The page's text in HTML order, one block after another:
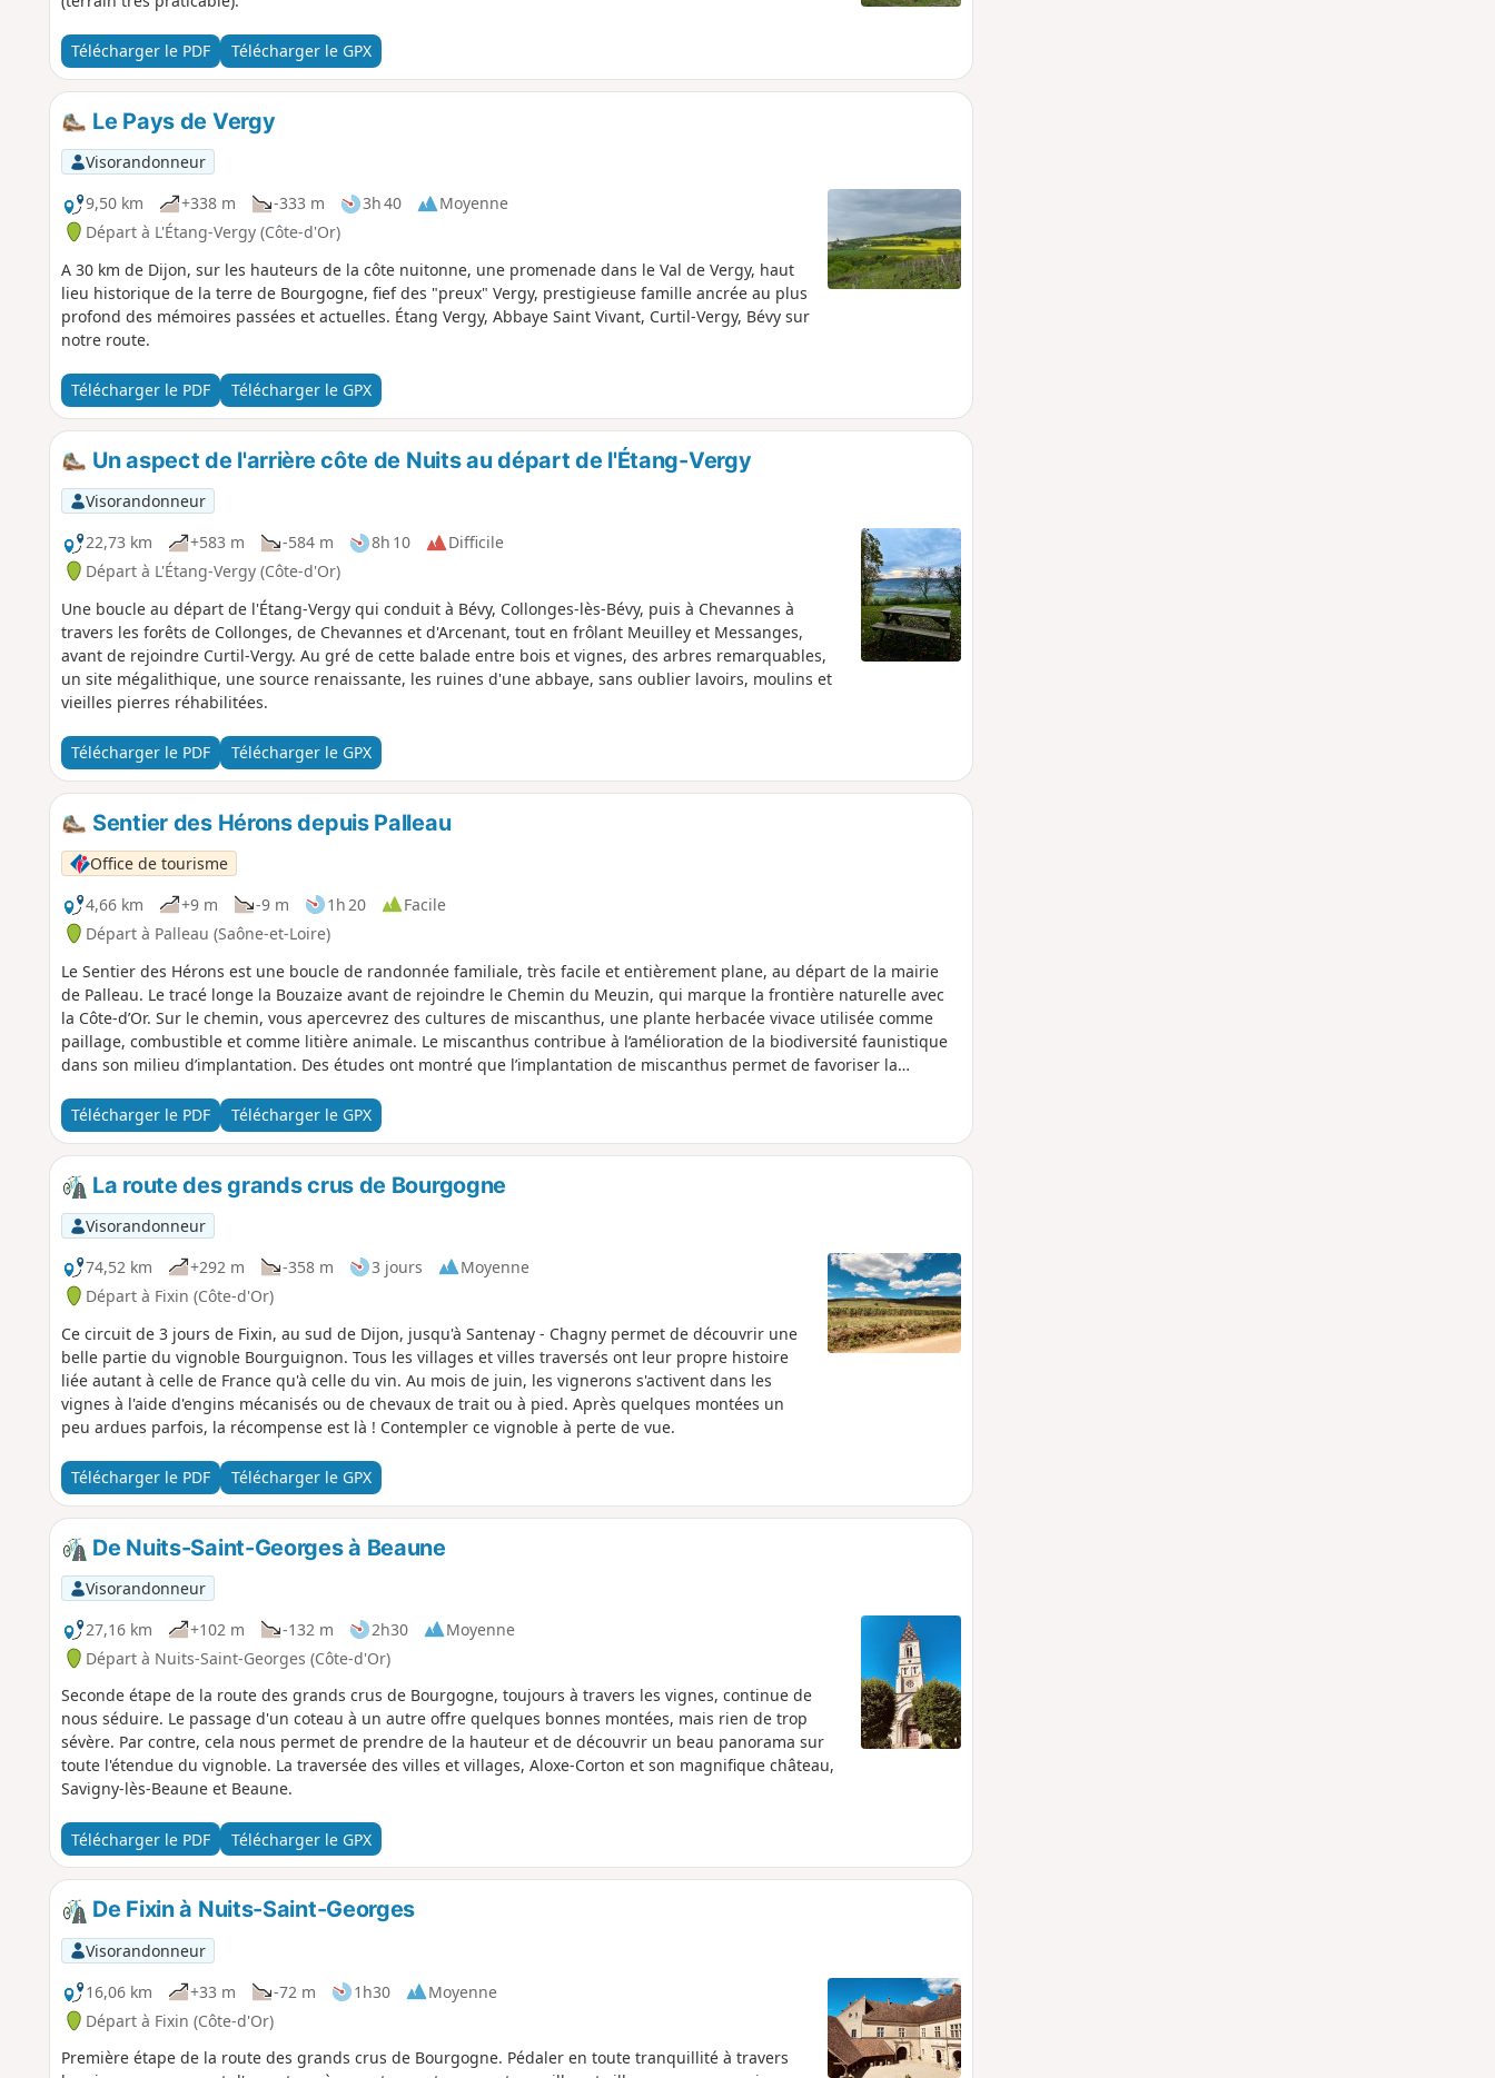
Télécharger le PDF Télécharger le GPX
Le Pays de Vergy
Visorandonneur
9,50 km
+338 m -333 m 3h 40
Moyenne
Départ à L'Étang-Vergy (Côte-d'Or)
A 30 km de Dijon, sur les hauteurs de la côte nuitonne, une promenade dans le Val de Vergy, haut
lieu historique de la terre de Bourgogne, fief des "preux" Vergy, prestigieuse famille ancrée au plus
profond des mémoires passées et actuelles. Étang Vergy, Abbaye Saint Vivant, Curtil-Vergy, Bévy sur
notre route.
Télécharger le PDF Télécharger le GPX
Un aspect de l'arrière côte de Nuits au départ de l'Étang-Vergy
Visorandonneur
22,73 km
+583 m -584 m 8h 10
Difficile
Départ à L'Étang-Vergy (Côte-d'Or)
Une boucle au départ de l'Étang-Vergy qui conduit à Bévy, Collonges-lès-Bévy, puis à Chevannes à
travers les forêts de Collonges, de Chevannes et d'Arcenant, tout en frôlant Meuilley et Messanges,
avant de rejoindre Curtil-Vergy. Au gré de cette balade entre bois et vignes, des arbres remarquables,
un site mégalithique, une source renaissante, les ruines d'une abbaye, sans oublier lavoirs, moulins et
vieilles pierres réhabilitées.
Télécharger le PDF Télécharger le GPX
Sentier des Hérons depuis Palleau
Office de tourisme
4,66 km
+9 m -9 m 1h 20
Facile
Départ à Palleau (Saône-et-Loire)
Le Sentier des Hérons est une boucle de randonnée familiale, très facile et entièrement plane, au départ de la mairie
de Palleau. Le tracé longe la Bouzaize avant de rejoindre le Chemin du Meuzin, qui marque la frontière naturelle avec
la Côte-d’Or. Sur le chemin, vous apercevrez des cultures de miscanthus, une plante herbacée vivace utilisée comme
paillage, combustible et comme litière animale. Le miscanthus contribue à l’amélioration de la biodiversité faunistique
dans son milieu d’implantation. Des études ont montré que l’implantation de miscanthus permet de favoriser la
permet de ne pas perturber le rythme des oiseaux.
Télécharger le PDF Télécharger le GPX
La route des grands crus de Bourgogne
Visorandonneur
74,52 km
+292 m -358 m 3 jours
Moyenne
Départ à Fixin (Côte-d'Or)
Ce circuit de 3 jours de Fixin, au sud de Dijon, jusqu'à Santenay - Chagny permet de découvrir une
belle partie du vignoble Bourguignon. Tous les villages et villes traversés ont leur propre histoire
liée autant à celle de France qu'à celle du vin. Au mois de juin, les vignerons s'activent dans les
vignes à l'aide d'engins mécanisés ou de chevaux de trait ou à pied. Après quelques montées un
peu ardues parfois, la récompense est là ! Contempler ce vignoble à perte de vue.
Télécharger le PDF Télécharger le GPX
De Nuits-Saint-Georges à Beaune
Visorandonneur
27,16 km
+102 m -132 m 2h30
Moyenne
Départ à Nuits-Saint-Georges (Côte-d'Or)
Seconde étape de la route des grands crus de Bourgogne, toujours à travers les vignes, continue de
nous séduire. Le passage d'un coteau à un autre offre quelques bonnes montées, mais rien de trop
sévère. Par contre, cela nous permet de prendre de la hauteur et de découvrir un beau panorama sur
toute l'étendue du vignoble. La traversée des villes et villages, Aloxe-Corton et son magnifique château,
Savigny-lès-Beaune et Beaune.
Télécharger le PDF Télécharger le GPX
De Fixin à Nuits-Saint-Georges
Visorandonneur
16,06 km
+33 m -72 m 1h30
Moyenne
Départ à Fixin (Côte-d'Or)
Première étape de la route des grands crus de Bourgogne. Pédaler en toute tranquillité à travers